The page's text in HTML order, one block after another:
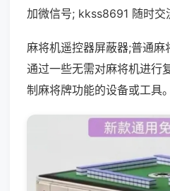
加微信号; kkss8691 随时交
麻将机遥控器屏蔽器;普通
通过一些无需对麻将机进行
制麻将牌功能的设备或工具。